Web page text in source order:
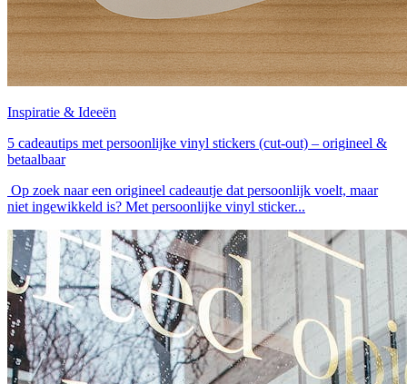
Inspiratie & Ideeën
5 cadeautips met persoonlijke vinyl stickers (cut-out) – origineel &
betaalbaar
Op zoek naar een origineel cadeautje dat persoonlijk voelt, maar
niet ingewikkeld is? Met persoonlijke vinyl sticker...